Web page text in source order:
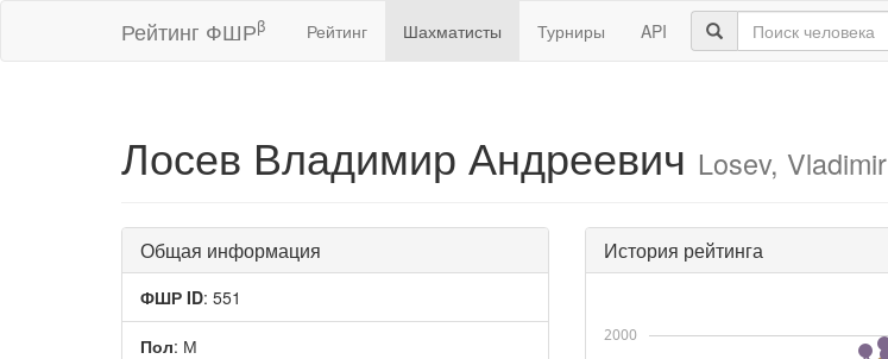
Рейтинг ФШРβ Рейтинг Шахматисты Турниры API
Лосев Владимир Андреевич Losev, Vladimir
Общая информация
ФШР ID: 551
Пол: М
История рейтинга
2000